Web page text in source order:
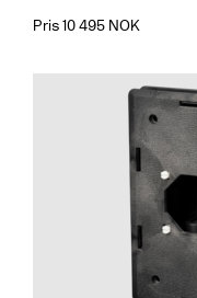
Pris 10 495 NOK